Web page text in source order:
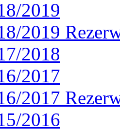
2019
2019
2018
2017
2017
2016